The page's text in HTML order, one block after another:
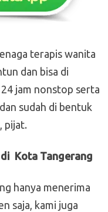
terapis wanita
dan bisa di
jam nonstop serta
sudah di bentuk
pijat.
di Kota Tangerang
hanya menerima
saja, kami juga